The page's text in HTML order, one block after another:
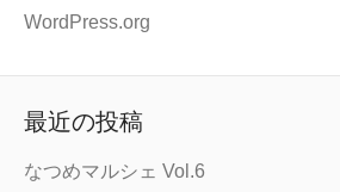
WordPress.org
最近の投稿
なつめマルシェ Vol.6